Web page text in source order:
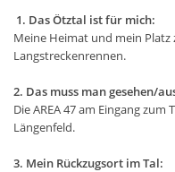
1. Das Ötztal ist für mich:
Meine Heimat und mein Platz
Langstreckenrennen.
2. Das muss man gesehen/
Die AREA 47 am Eingang
Längenfeld.
3. Mein Rückzugsort im Tal: